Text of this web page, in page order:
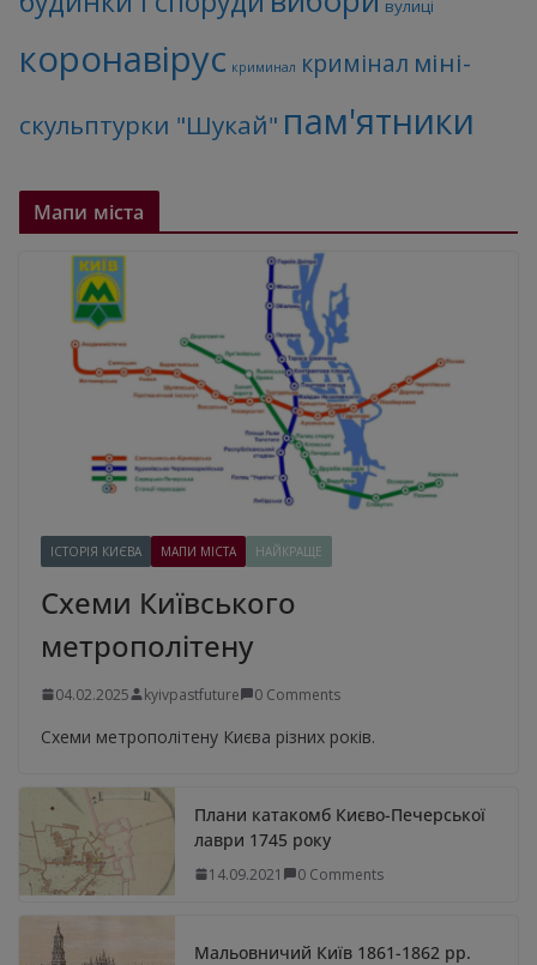
вулиці
коронавірус криминал кримінал міні-
скульптурки "Шукай" пам'ятники
Мапи міста
ІСТОРІЯ КИЄВА МАПИ МІСТА НАЙКРАЩЕ
Схеми Київського
метрополітену
04.02.2025 kyivpastfuture 0 Comments
Схеми метрополітену Києва різних років.
Плани катакомб Києво-Печерської
лаври 1745 року
14.09.2021 0 Comments
Мальовничий Київ 1861-1862 рр.